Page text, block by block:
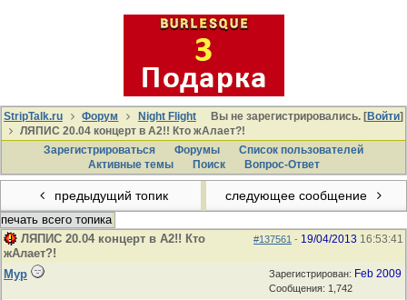
Вы не зарегистрировались. [Войти]
StripTalk.ru Форум
Night Flight
ЛЯПИС 20.04 концерт в А2!! Кто жАлает?!
Зарегистрироваться
Форумы
Список пользователей
Активные темы
Поиcк Вопрос-Ответ
предыдущий топик следующее сообщение
печать всего топика
#137561 - 19/04/2013 16:53:41
ЛЯПИС 20.04 концерт в А2!! Кто
жАлает?!
Зарегистрирован: Feb 2009
Сообщения: 1,742
Мур